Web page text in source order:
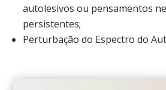
autolesivos ou pensamentos
persistentes;
Perturbação do Espectro do